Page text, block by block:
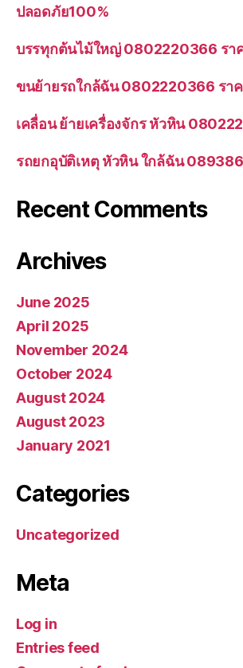
ปลอดภัย100%
บรรทุกต้นไม้ใหญ่ 0802220366 รา
ขนย้ายรถใกล้ฉัน 0802220366 รา
เคลื่อน ย้ายเครื่องจักร หัวหิน
รถยกอุบัติเหตุ หัวหิน ใกล้ฉัน
Recent Comments
Archives
June 2025
April 2025
November 2024
October 2024
August 2024
August 2023
January 2021
Categories
Uncategorized
Meta
Log in
Entries feed